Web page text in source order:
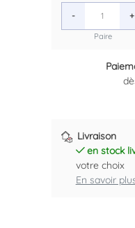
- +
Paire
Livraison
en stock
votre choix
En savoir